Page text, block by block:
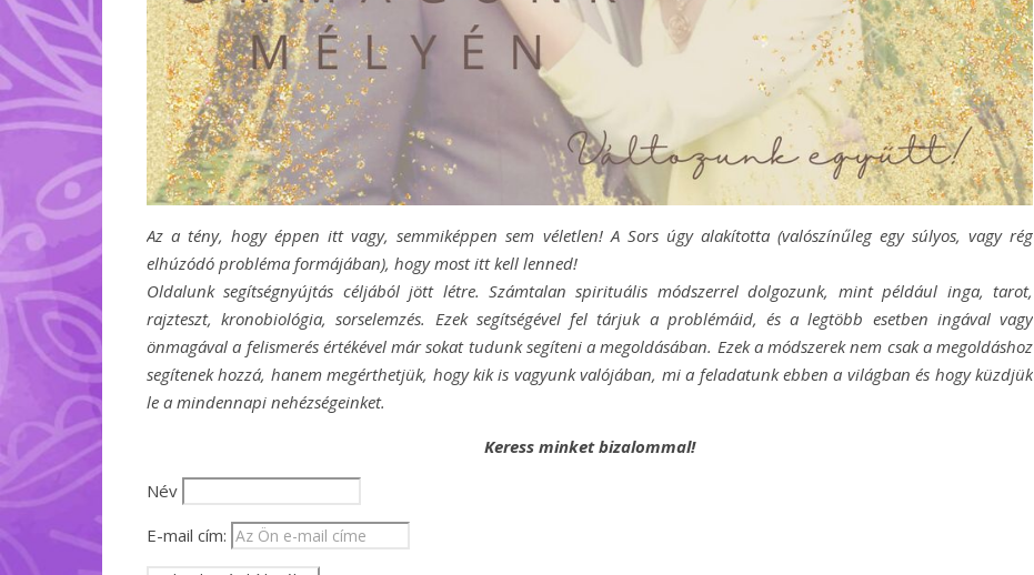
Az a tény, hogy éppen itt vagy, semmiképpen sem véletlen! A Sors úgy alakította (valószínűleg egy súlyos, vagy rég
elhúzódó probléma formájában), hogy most itt kell lenned!
Oldalunk segítségnyújtás céljából jött létre. Számtalan spirituális módszerrel dolgozunk, mint például inga, tarot,
rajzteszt, kronobiológia, sorselemzés. Ezek segítségével fel tárjuk a problémáid, és a legtöbb esetben ingával vagy
önmagával a felismerés értékével már sokat tudunk segíteni a megoldásában. Ezek a módszerek nem csak a megoldáshoz
segítenek hozzá, hanem megérthetjük, hogy kik is vagyunk valójában, mi a feladatunk ebben a világban és hogy küzdjük
le a mindennapi nehézségeinket.
Keress minket bizalommal!
Név
E-mail cím: